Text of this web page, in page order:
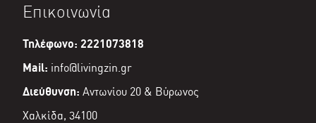
Επικοινωνία
Τηλέφωνο: 2221073818
Mail: info@livingzin.gr
Διεύθυνση: Αντωνίου 20 & Βύρωνος
Χαλκίδα, 34100